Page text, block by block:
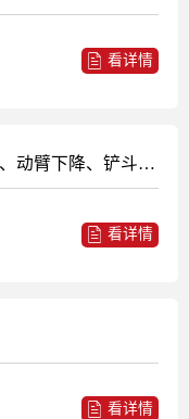
看详情
挖机玉柴210-8川崎系统单独做破碎、动臂下降、铲斗卸载工作无力或无动作。动臂提升、斗杆挖掘、载动作慢但有力。这些动作加上铲斗挖掘恢复正常。加上其他动作无效
看详情
看详情